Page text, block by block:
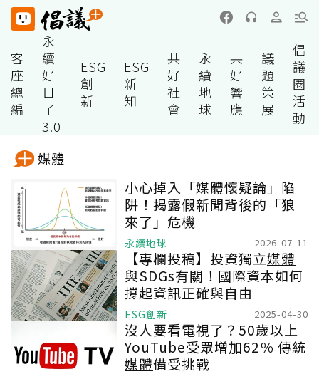
客
座
總
編
永
續
好
日
子
3.0
ESG
創
新
ESG
新
知
共
好
社
會
永
續
地
球
共
好
響
應
議
題
策
展
倡
議
圈
活
動
媒體
小心掉入「媒體懷疑論」陷
阱！揭露假新聞背後的「狼
來了」危機
永續地球 2026-07-11
【專欄投稿】投資獨立媒體
與SDGs有關！國際資本如何
撐起資訊正確與自由
ESG創新 2025-04-30
沒人要看電視了？50歲以上
YouTube受眾增加62％ 傳統
媒體備受挑戰